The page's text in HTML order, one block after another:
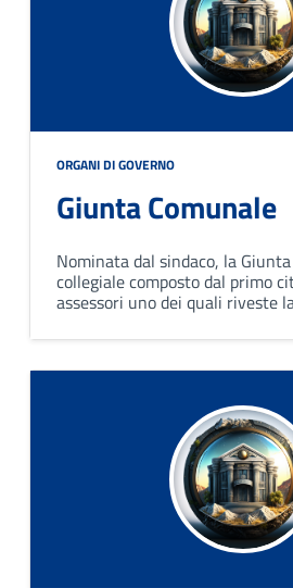
ORGANI DI GOVERNO
Giunta Comunale
Nominata dal sindaco, la
collegiale composto dal primo
assessori uno dei quali riveste
del comune ed opera
collegiali.